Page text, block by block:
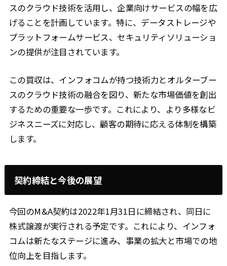
スのクラウド技術を活用し、企業向けサービスの幅を広
げることを計画しています。特に、データストレージや
プラットフォームサービス、セキュリティソリューショ
ンの提供が注目されています。
この買収は、インフォコムが持つ技術力とオルターブー
スのクラウド技術の融合を図り、新たな市場価値を創出
するための重要な一歩です。これにより、より多様なビ
ジネスニーズに対応し、顧客の期待に応える体制を構築
します。
契約締結と今後の展望
今回のM&A契約は2022年1月31日に締結され、同日に
株式譲渡が実行される予定です。これにより、インフォ
コムは新たなステージに進み、事業の拡大と市場での地
位向上を目指します。